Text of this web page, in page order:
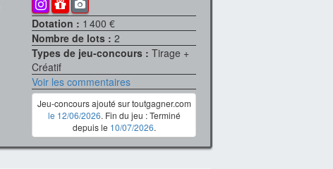
Dotation : 1 400 €
Nombre de lots :2
Types de jeu-concours :Tirage +
Créatif
Voir les commentaires
Jeu-concours ajouté sur toutgagner.com
le 12/06/2026. Fin du jeu : Terminé
depuis le 10/07/2026.